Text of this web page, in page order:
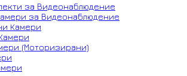
за Видеонаблюдение
за Видеонаблюдение
Камери
(Моторизирани)